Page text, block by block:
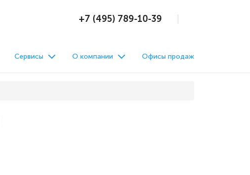
+7 (495) 789-10-39
Сервисы О компании Офисы продаж